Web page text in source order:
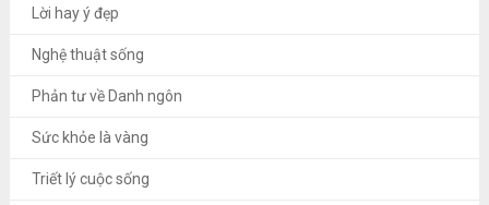
Lời hay ý đẹp
Nghệ thuật sống
Phản tư về Danh ngôn
Sức khỏe là vàng
Triết lý cuộc sống